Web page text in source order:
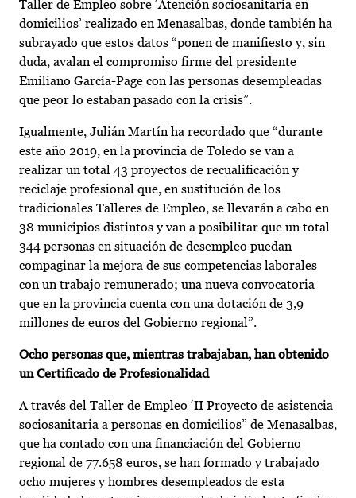
Taller de Empleo sobre ‘Atención sociosanitaria en
domicilios’ realizado en Menasalbas, donde también ha
subrayado que estos datos “ponen de manifiesto y, sin
duda, avalan el compromiso firme del presidente
Emiliano García-Page con las personas desempleadas
que peor lo estaban pasado con la crisis”.
Igualmente, Julián Martín ha recordado que “durante
este año 2019, en la provincia de Toledo se van a
realizar un total 43 proyectos de recualificación y
reciclaje profesional que, en sustitución de los
tradicionales Talleres de Empleo, se llevarán a cabo en
38 municipios distintos y van a posibilitar que un total
344 personas en situación de desempleo puedan
compaginar la mejora de sus competencias laborales
con un trabajo remunerado; una nueva convocatoria
que en la provincia cuenta con una dotación de 3,9
millones de euros del Gobierno regional”.
Ocho personas que, mientras trabajaban, han obtenido
un Certificado de Profesionalidad
A través del Taller de Empleo ‘II Proyecto de asistencia
sociosanitaria a personas en domicilios” de Menasalbas,
que ha contado con una financiación del Gobierno
regional de 77.658 euros, se han formado y trabajado
ocho mujeres y hombres desempleados de esta